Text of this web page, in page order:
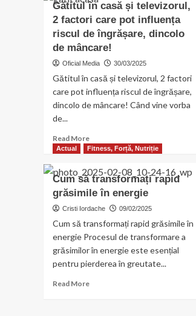
sunt
nutrientii
importanti
in
masei
musculare
Gătitul în casă și televizorul,
2 factori care pot influența
riscul de îngrășare, dincolo
de mâncare!
Oficial Media 30/03/2025
Gătitul în casă și televizorul, 2 factori
care pot influența riscul de îngrășare,
dincolo de mâncare! Când vine vorba
de...
Read MoreRead
more
Gătitul
în
casă
și
2
factori
care
pot
riscul
Actual Fitness, Forță, Nutriție
Cum să transformați rapid
grăsimile în energie
Cristi Iordache 09/02/2025
Cum să transformați rapid grăsimile în
energie Procesul de transformare a
grăsimilor în energie este esențial
pentru pierderea în greutate...
Read MoreRead